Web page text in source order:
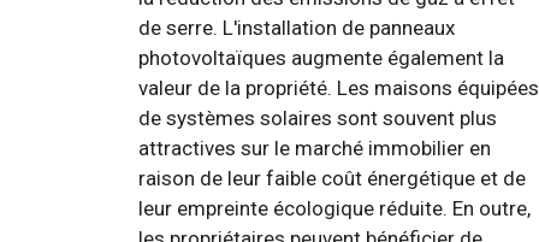
de serre. L'installation de panneaux
photovoltaïques augmente également la
valeur de la propriété. Les maisons équipées
de systèmes solaires sont souvent plus
attractives sur le marché immobilier en
raison de leur faible coût énergétique et de
leur empreinte écologique réduite. En outre,